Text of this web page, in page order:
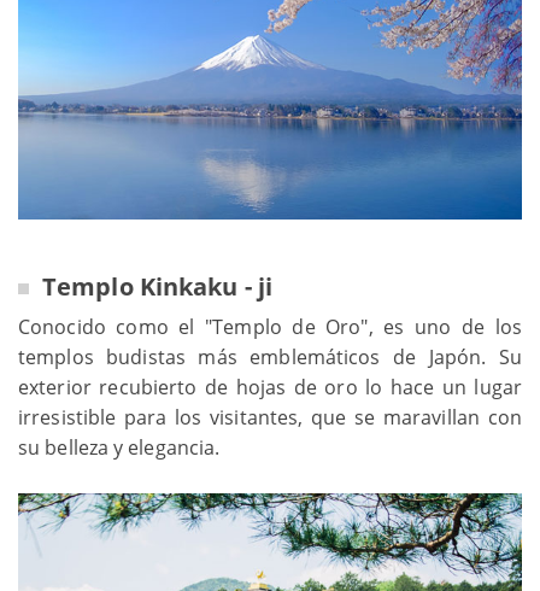
Templo Kinkaku - ji
Conocido como el "Templo de Oro", es uno de los
templos budistas más emblemáticos de Japón. Su
exterior recubierto de hojas de oro lo hace un lugar
irresistible para los visitantes, que se maravillan con
su belleza y elegancia.